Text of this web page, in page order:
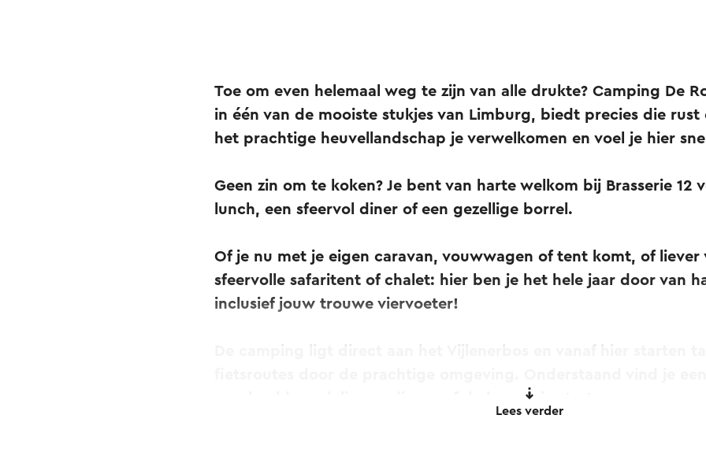
Toe om even helemaal weg te zijn van alle drukte? Camping De
in één van de mooiste stukjes van Limburg, biedt precies die rust
het prachtige heuvellandschap je verwelkomen en voel je hier
Geen zin om te koken? Je bent van harte welkom bij Brasserie 12
lunch, een sfeervol diner of een gezellige borrel.
Of je nu met je eigen caravan, vouwwagen of tent komt, of liever
sfeervolle safaritent of chalet: hier ben je het hele jaar door van
inclusief jouw trouwe viervoeter!
voorbeeldwandelingen die vanaf de brasserie starten.
Lees verder